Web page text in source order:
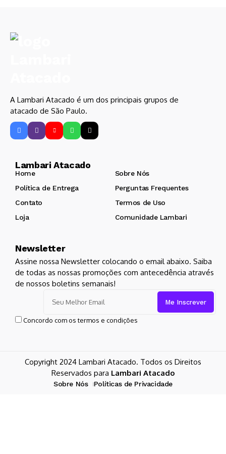
A Lambari Atacado é um dos principais grupos de
atacado de São Paulo.
Lambari Atacado
Home
Sobre Nós
Política de Entrega
Perguntas Frequentes
Contato
Termos de Uso
Loja
Comunidade Lambari
Newsletter
Assine nossa Newsletter colocando o email abaixo. Saiba
de todas as nossas promoções com antecedência através
de nossos boletins semanais!
Concordo com os termos e condições
Copyright 2024 Lambari Atacado. Todos os Direitos
Reservados para Lambari Atacado
Sobre Nós Políticas de Privacidade